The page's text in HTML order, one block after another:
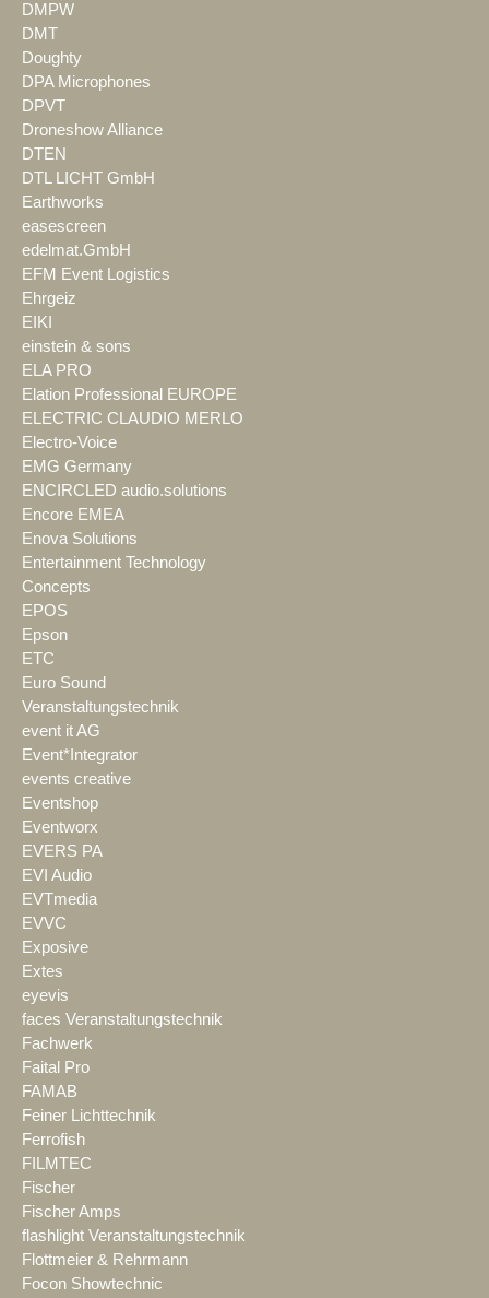
DMPW
DMT
Doughty
DPA Microphones
DPVT
Droneshow Alliance
DTEN
DTL LICHT GmbH
Earthworks
easescreen
edelmat.GmbH
EFM Event Logistics
Ehrgeiz
EIKI
einstein & sons
ELA PRO
Elation Professional EUROPE
ELECTRIC CLAUDIO MERLO
Electro-Voice
EMG Germany
ENCIRCLED audio.solutions
Encore EMEA
Enova Solutions
Entertainment Technology
Concepts
EPOS
Epson
ETC
Euro Sound
Veranstaltungstechnik
event it AG
Event*Integrator
events creative
Eventshop
Eventworx
EVERS PA
EVI Audio
EVTmedia
EVVC
Exposive
Extes
eyevis
faces Veranstaltungstechnik
Fachwerk
Faital Pro
FAMAB
Feiner Lichttechnik
Ferrofish
FILMTEC
Fischer
Fischer Amps
flashlight Veranstaltungstechnik
Flottmeier & Rehrmann
Focon Showtechnic